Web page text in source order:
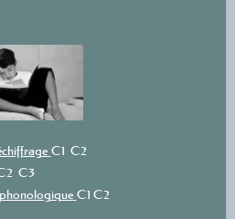
C1 C2
C3
C1 C2